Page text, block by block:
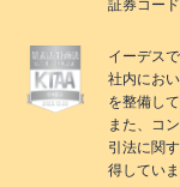
証券コー
イーデス
社内にお
を整備して
また、コ
引法に関
得していま